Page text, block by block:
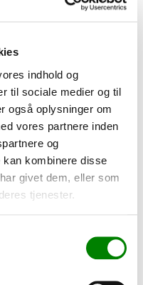
indhold og
til sociale medier og til
også oplysninger om
vores partnere inden
og
kombinere disse
givet dem, eller som
tjenester.
Snappy 60W strømforsyning,
12V DC, 5A, IP67 vandtæt